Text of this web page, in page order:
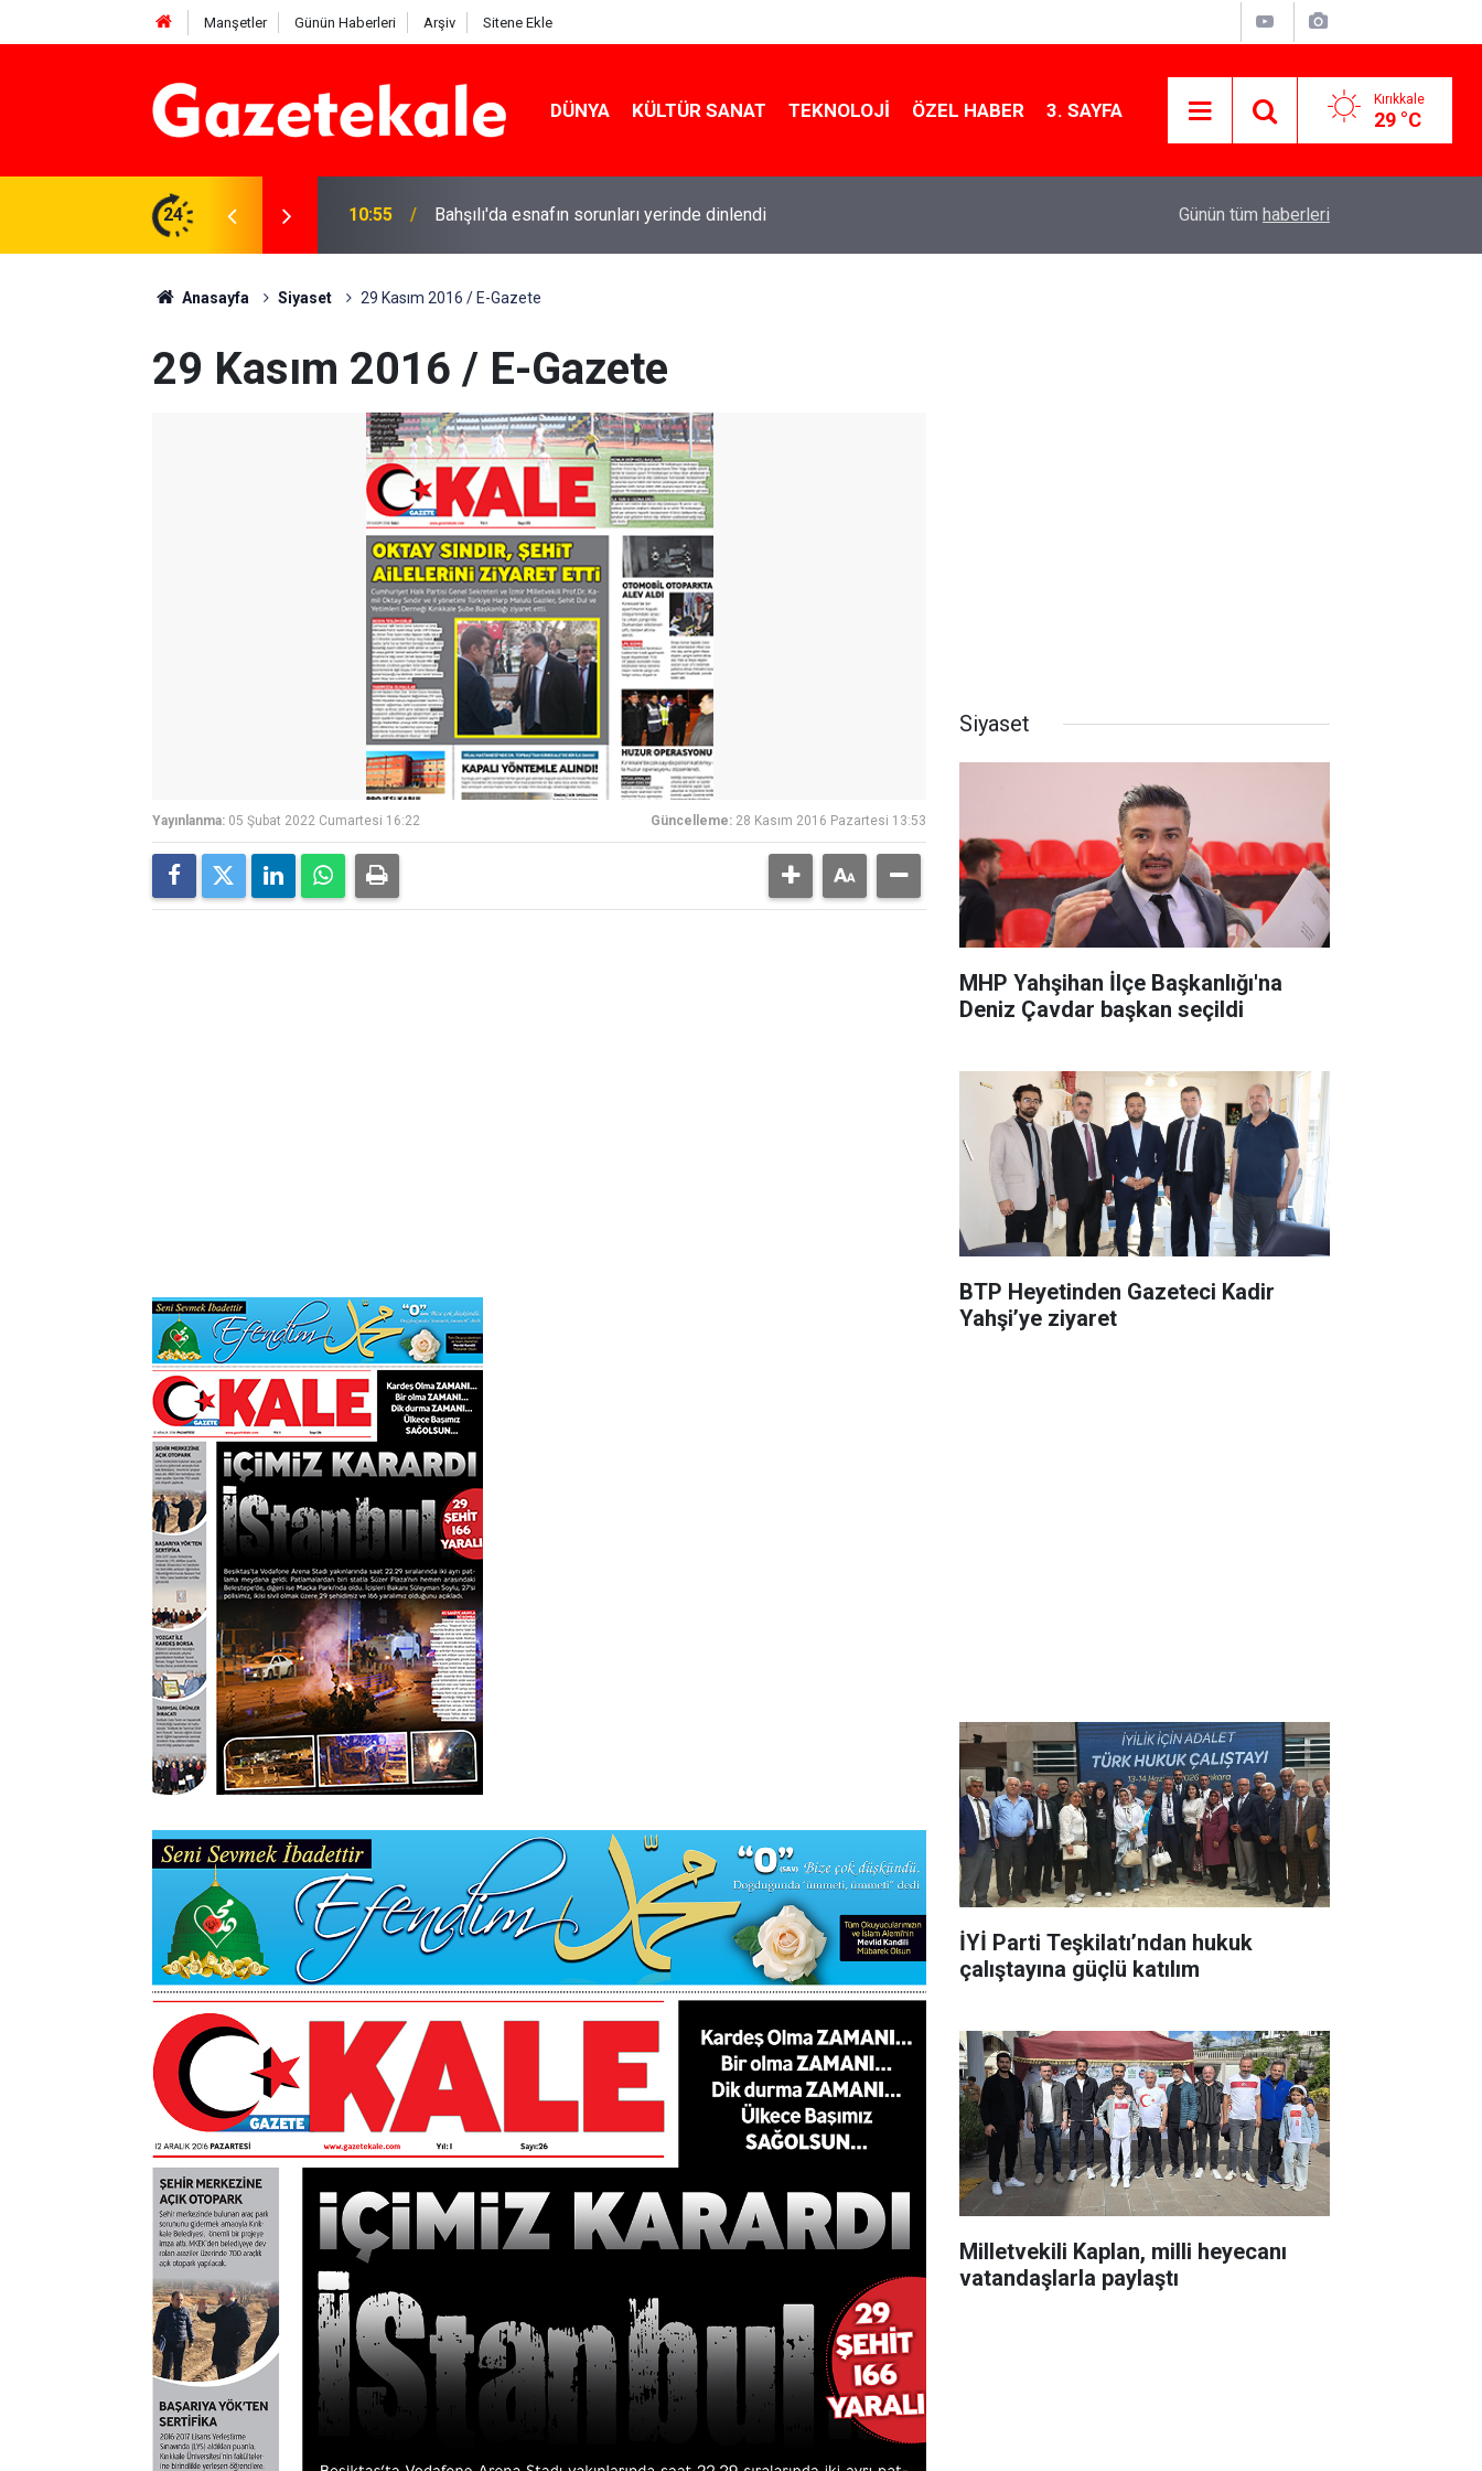
Manşetler Günün Haberleri Arşiv Sitene Ekle
DÜNYA KÜLTÜR SANAT TEKNOLOJI ÖZEL HABER 3. SAYFA Kırıkkale
29 °C
24
vatandaşların taleplerini yerinde
10:55 Bahşılı'da esnafın sorunları yerinde dinlendi YENİ Parti Kırıkkale Teşkilatı Balışeyh’te
Günün tüm haberleri
Anasayfa Siyaset 29 Kasım 2016 / E-Gazete
29 Kasım 2016 / E-Gazete
Yayınlanma: 05 Şubat 2022 Cumartesi 16:22 Güncelleme: 28 Kasım 2016 Pazartesi 13:53
Siyaset
MHP Yahşihan İlçe Başkanlığı'na
Deniz Çavdar başkan seçildi
BTP Heyetinden Gazeteci Kadir
Yahşi’ye ziyaret
İYİ Parti Teşkilatı’ndan hukuk
çalıştayına güçlü katılım
Milletvekili Kaplan, milli heyecanı
vatandaşlarla paylaştı